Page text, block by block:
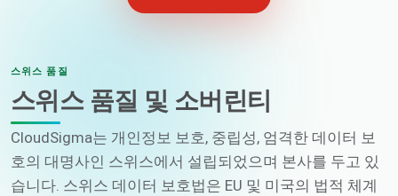
스위스 품질
스위스 품질 및 소버린티
CloudSigma는 개인정보 보호, 중립성, 엄격한 데이터 보
호의 대명사인 스위스에서 설립되었으며 본사를 두고 있
습니다. 스위스 데이터 보호법은 EU 및 미국의 법적 체계